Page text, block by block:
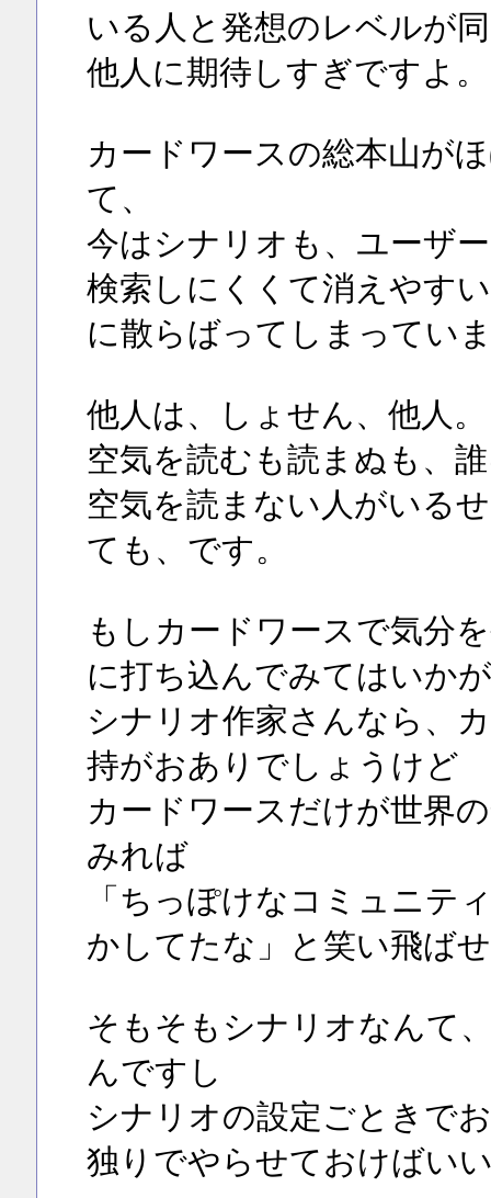
いる人と発想のレベルが
他人に期待しすぎですよ。
カードワースの総本山が
て、
今はシナリオも、ユーザ
検索しにくくて消えやす
に散らばってしまってい
他人は、しょせん、他人。
空気を読むも読まぬも、
空気を読まない人がいる
ても、です。
もしカードワースで気分
に打ち込んでみてはいか
シナリオ作家さんなら、
持がおありでしょうけど
カードワースだけが世界
みれば
「ちっぽけなコミュニテ
かしてたな」と笑い飛ば
そもそもシナリオなんて
んですし
シナリオの設定ごときで
独りでやらせておけばい